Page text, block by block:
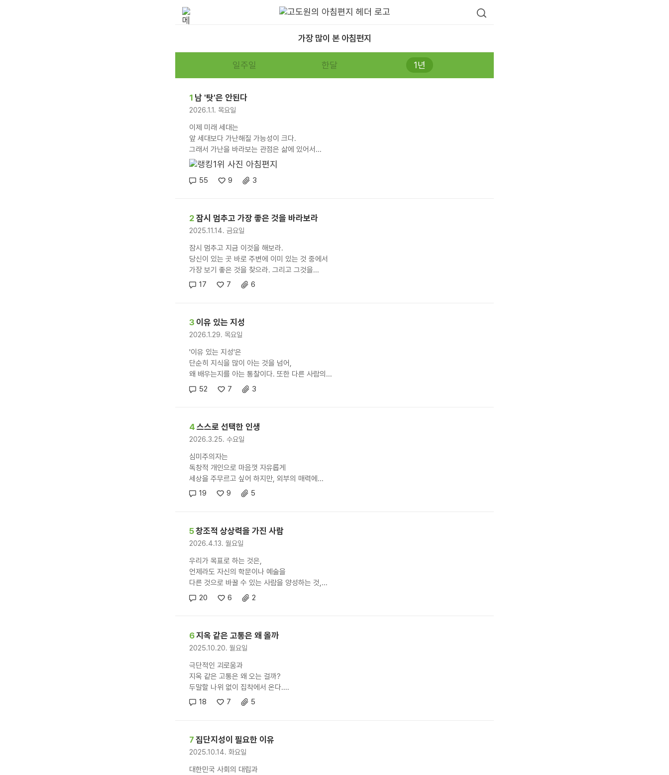
가장 많이 본 아침편지
일주일 한달 1년
1 남 '탓'은 안된다
2026.1.1. 목요일
이제 미래 세대는
앞 세대보다 가난해질 가능성이 크다.
그래서 가난을 바라보는 관점은 삶에 있어서...
55 9 3
2 잠시 멈추고 가장 좋은 것을 바라보라
2025.11.14. 금요일
잠시 멈추고 지금 이것을 해보라.
당신이 있는 곳 바로 주변에 이미 있는 것 중에서
가장 보기 좋은 것을 찾으라. 그리고 그것을...
17
7 6
3 이유 있는 지성
2026.1.29. 목요일
'이유 있는 지성'은
단순히 지식을 많이 아는 것을 넘어,
왜 배우는지를 아는 통찰이다. 또한 다른 사람의...
52
7 3
4 스스로 선택한 인생
2026.3.25. 수요일
심미주의자는
독창적 개인으로 마음껏 자유롭게
세상을 주무르고 싶어 하지만, 외부의 매력에...
19
9 5
5창조적 상상력을 가진 사람
2026.4.13. 월요일
우리가 목표로 하는 것은,
언제라도 자신의 학문이나 예술을
다른 것으로 바꿀 수 있는 사람을 양성하는 것,...
20
6 2
6지옥 같은 고통은 왜 올까
2025.10.20. 월요일
극단적인 괴로움과
지옥 같은 고통은 왜 오는 걸까?
두말할 나위 없이 집착에서 온다....
18
7 5
7 집단지성이 필요한 이유
2025.10.14. 화요일
대한민국 사회의 대립과